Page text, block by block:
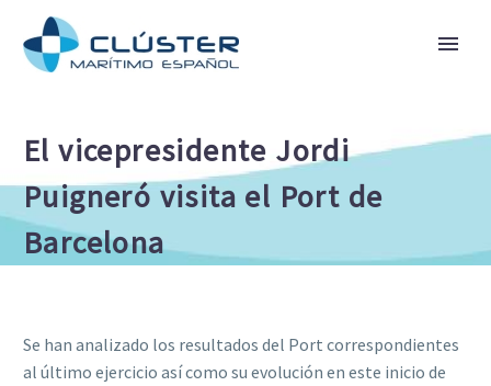
El vicepresidente Jordi
Puigneró visita el Port de
Barcelona
Se han analizado los resultados del Port correspondientes
al último ejercicio así como su evolución en este inicio de